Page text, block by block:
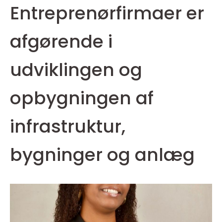
Entreprenørfirmaer er
afgørende i
udviklingen og
opbygningen af
infrastruktur,
bygninger og anlæg